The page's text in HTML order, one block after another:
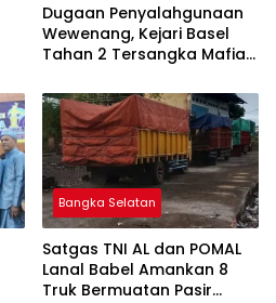
Dugaan Penyalahgunaan
Wewenang, Kejari Basel
Tahan 2 Tersangka Mafia
Bangka Selatan
Satgas TNI AL dan POMAL
Lanal Babel Amankan 8
Truk Bermuatan Pasir